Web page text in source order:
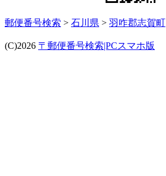
郵便番号検索 > 石川県 > 羽咋郡志賀町
(C)2026 〒郵便番号検索|PCスマホ版